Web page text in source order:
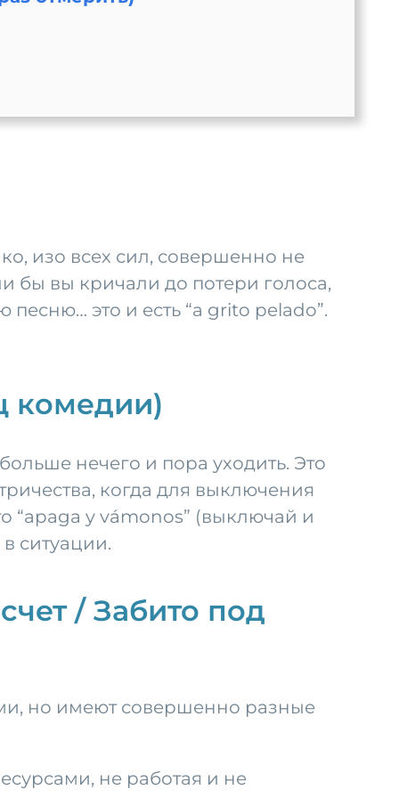
изо всех сил, совершенно не
бы вы кричали до потери голоса,
это и есть “a grito pelado”.
комедии)
нечего и пора уходить. Это
когда для выключения
“apaga y vámonos” (выключай и
ситуации.
/ Забито под
но имеют совершенно разные
не работая и не